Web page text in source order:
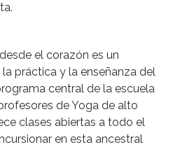
desde el corazón es un
práctica y la enseñanza del
central de la escuela
de Yoga de alto
clases abiertas a todo el
en esta ancestral